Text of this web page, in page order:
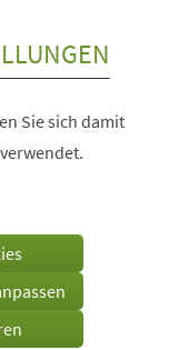
Sie sich damit